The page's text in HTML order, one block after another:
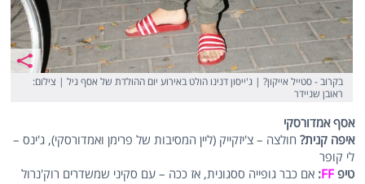
בקרוב - סטייל אייקון? | ג'ייסון דנינו הולט באירוע יום ההולדת של אסף גיל | צילום:
ראובן שניידר
אסף אמדורסקי
איפה קנית? חולצה – צ'יזקייק (ליין המסיבות של פרימן ואמדורסקי), ג'ינס –
לי קופר
טיפFF
: אם כבר גופייה ססגונית, אז ככה – עם סקיני שמשדרים רוק'נרול